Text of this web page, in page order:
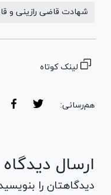
شهادت قاضی رازینی و
لینک کوتاه
هم‌رسانی:
ارسال دیدگاه
دیدگاهتان را